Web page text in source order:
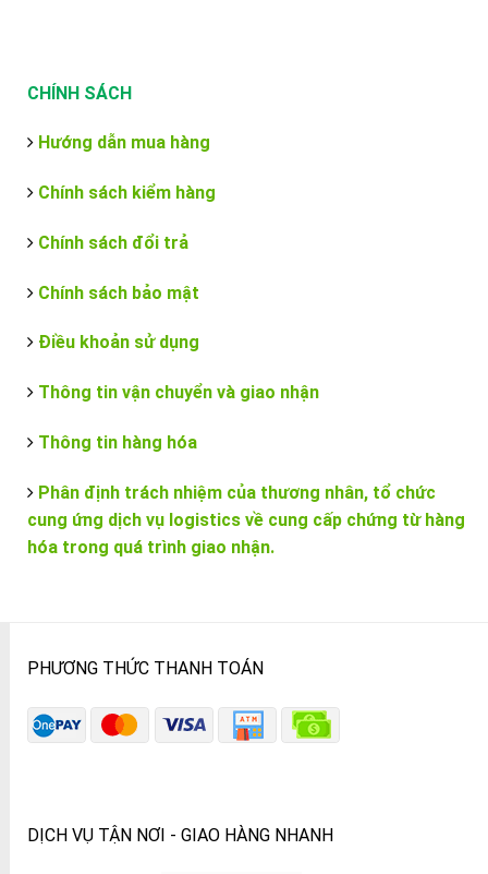
CHÍNH SÁCH
Hướng dẫn mua hàng
Chính sách kiểm hàng
Chính sách đổi trả
Chính sách bảo mật
Điều khoản sử dụng
Thông tin vận chuyển và giao nhận
Thông tin hàng hóa
Phân định trách nhiệm của thương nhân, tổ chức
cung ứng dịch vụ logistics về cung cấp chứng từ hàng
hóa trong quá trình giao nhận.
PHƯƠNG THỨC THANH TOÁN
DỊCH VỤ TẬN NƠI - GIAO HÀNG NHANH